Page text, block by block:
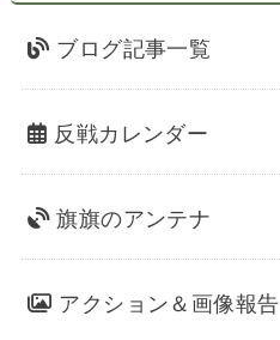
ブログ記事一覧
反戦カレンダー
旗旗のアンテナ
アクション＆画像報告